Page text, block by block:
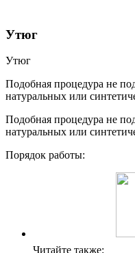
Утюг
Утюг
Подобная процедура не
натуральных или
Подобная процедура не
натуральных или
Порядок работы:
Читайте также: